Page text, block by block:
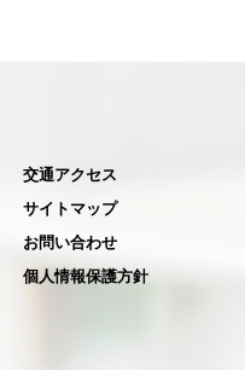
交通アクセス
サイトマップ
お問い合わせ
個人情報保護方針